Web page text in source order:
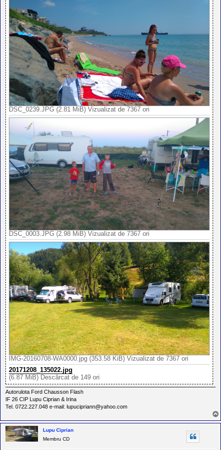
DSC_0239.JPG (2.81 MiB) Vizualizat de 7367 ori
DSC_0003.JPG (2.98 MiB) Vizualizat de 7367 ori
IMG-20160708-WA0000.jpg (353.58 KiB) Vizualizat de 7367 ori
20171208_135022.jpg
(6.87 MiB) Descărcat de 149 ori
Autorulota Ford Chausson Flash
IF 26 CIP Lupu Ciprian & Irina
Tel. 0722.227.048 e-mail: lupucipriann@yahoo.com
Lupu Ciprian
Membru CD